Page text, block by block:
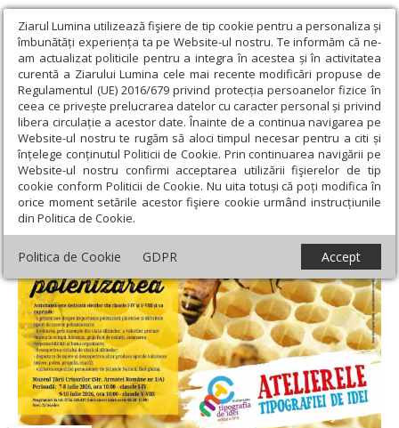
Ziarul Lumina utilizează fişiere de tip cookie pentru a personaliza și
îmbunătăți experiența ta pe Website-ul nostru. Te informăm că ne-
am actualizat politicile pentru a integra în acestea și în activitatea
curentă a Ziarului Lumina cele mai recente modificări propuse de
Regulamentul (UE) 2016/679 privind protecția persoanelor fizice în
ceea ce privește prelucrarea datelor cu caracter personal și privind
libera circulație a acestor date. Înainte de a continua navigarea pe
Website-ul nostru te rugăm să aloci timpul necesar pentru a citi și
înțelege conținutul Politicii de Cookie. Prin continuarea navigării pe
Website-ul nostru confirmi acceptarea utilizării fişierelor de tip
cookie conform Politicii de Cookie. Nu uita totuși că poți modifica în
orice moment setările acestor fişiere cookie urmând instrucțiunile
din Politica de Cookie.
Politica de Cookie GDPR Accept
Ziarul Lumina › Educaţie și Cultură › Educaţie › Ateliere
educative despre albine
Ateliere educative despre albine